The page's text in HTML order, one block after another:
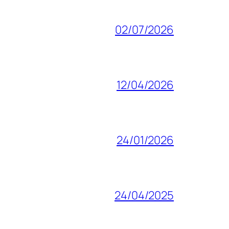
02/07/2026
12/04/2026
24/01/2026
24/04/2025